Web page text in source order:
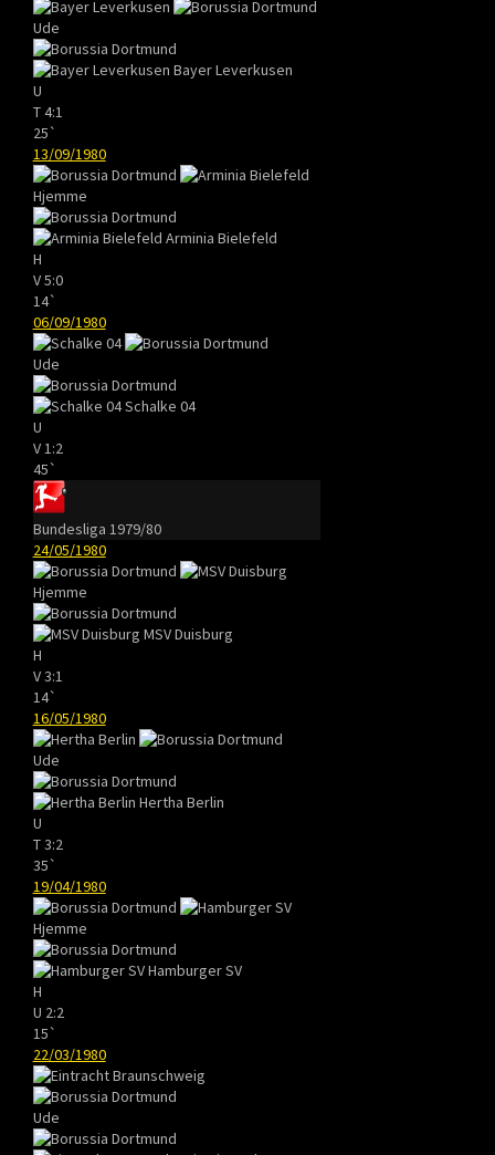
Ude
Bayer Leverkusen
U
T4:1
25`
13/09/1980
Hjemme
Arminia Bielefeld
H
V5:0
14`
06/09/1980
Ude
Schalke 04
U
V 1:2
45`
Bundesliga 1979/80
24/05/1980
Hjemme
MSV Duisburg
H
V3:1
14`
16/05/1980
Ude
Hertha Berlin
U
T3:2
35`
19/04/1980
Hjemme
Hamburger SV
H
U 2:2
15`
22/03/1980
Ude